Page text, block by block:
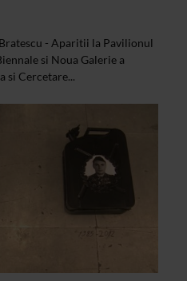
- Aparitii la Pavilionul
si Noua Galerie a
si Cercetare...